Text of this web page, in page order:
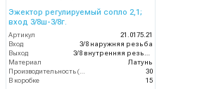
Эжектор регулируемый сопло 2,1;
вход 3/8ш-3/8г.
Артикул
21.0175.21
Вход
3/8 наружняя резьба
Выход
Материал
Латунь
30
В коробке
15